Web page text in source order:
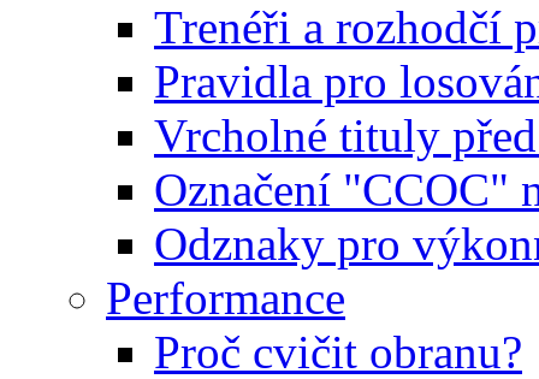
Trenéři a rozhodčí
Pravidla pro
Vrcholné tituly
Označení "CCOC"
Odznaky pro
Performance
Proč cvičit obranu?